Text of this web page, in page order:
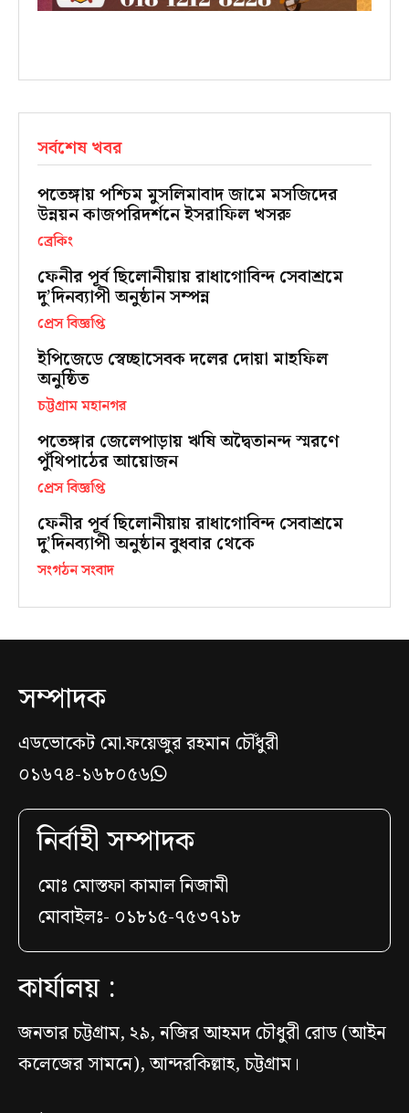
সর্বশেষ খবর
পতেঙ্গায় পশ্চিম মুসলিমাবাদ জামে মসজিদের
উন্নয়ন কাজপরিদর্শনে ইসরাফিল খসরু
ব্রেকিং
ফেনীর পূর্ব ছিলোনীয়ায় রাধাগোবিন্দ সেবাশ্রমে
দু’দিনব্যাপী অনুষ্ঠান সম্পন্ন
প্রেস বিজ্ঞপ্তি
ইপিজেডে স্বেচ্ছাসেবক দলের দোয়া মাহফিল
অনুষ্ঠিত
চট্টগ্রাম মহানগর
পতেঙ্গার জেলেপাড়ায় ঋষি অদ্বৈতানন্দ স্মরণে
পুঁথিপাঠের আয়োজন
প্রেস বিজ্ঞপ্তি
ফেনীর পূর্ব ছিলোনীয়ায় রাধাগোবিন্দ সেবাশ্রমে
দু’দিনব্যাপী অনুষ্ঠান বুধবার থেকে
সংগঠন সংবাদ
সম্পাদক
এডভোকেট মো.ফয়েজুর রহমান চৌঁধুরী
০১৬৭৪-১৬৮০৫৬
নির্বাহী সম্পাদক
মোঃ মোস্তফা কামাল নিজামী
মোবাইলঃ- ০১৮১৫-৭৫৩৭১৮
কার্যালয় :
জনতার চট্টগ্রাম, ২৯, নজির আহমদ চৌধুরী রোড (আইন
কলেজের সামনে), আন্দরকিল্লাহ, চট্টগ্রাম।